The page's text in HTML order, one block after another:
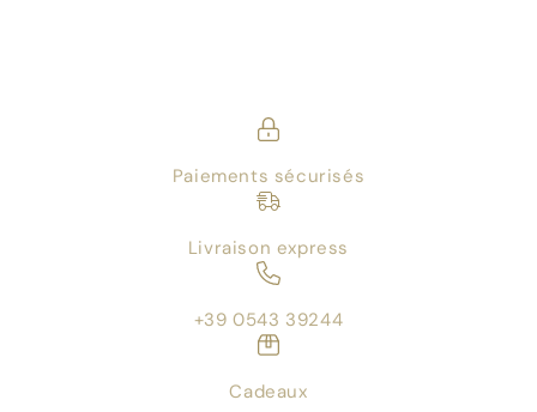
Paiements sécurisés
Livraison express
+39 0543 39244
Cadeaux